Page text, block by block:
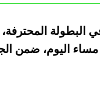
البطولة